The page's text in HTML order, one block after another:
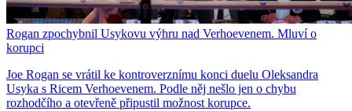
Rogan zpochybnil Usykovu výhru nad Verhoevenem. Mluví o
korupci
Joe Rogan se vrátil ke kontroverznímu konci duelu Oleksandra
Usyka s Ricem Verhoevenem. Podle něj nešlo jen o chybu
rozhodčího a otevřeně připustil možnost korupce.